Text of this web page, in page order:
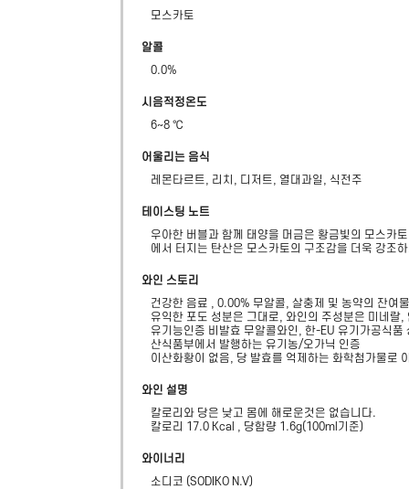
모스카토
알콜
0.0%
시음적정온도
6~8 ℃
어울리는 음식
레몬타르트, 리치, 디저트, 열대과일, 식전주
테이스팅 노트
우아한 버블과 함께 태양을 머금은 황금빛의 모스카
에서 터지는 탄산은 모스카토의 구조감을 더욱 강조
와인 스토리
건강한 음료 , 0.00% 무알콜, 살충제 및 농약의 잔여
유익한 포도 성분은 그대로, 와인의 주성분은 미네
유기능인증 비발효 무알콜와인, 한-EU 유기가공식
산식품부에서 발행하는 유기농/오가닉 인증
이산화황이 없음, 당 발효를 억제하는 화학첨가물로
와인 설명
칼로리와 당은 낮고 몸에 해로운것은 없습니다.
칼로리 17.0 Kcal , 당함량 1.6g(100ml기준)
와이너리
소디코 (SODIKO N.V)